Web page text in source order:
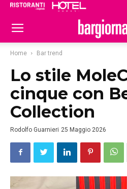
Home Bar trend
Lo stile
cinque con
Collection
Rodolfo Guarnieri 25 Maggio 2026